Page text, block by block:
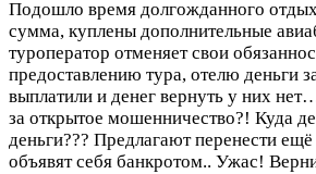
Подошло время долгожданного
сумма, куплены дополнительные
туроператор отменяет свои
предоставлению тура, отелю деньги
выплатили и денег вернуть у них
за открытое мошенничество?! Куда
деньги??? Предлагают перенести ещё
объявят себя банкротом.. Ужас!